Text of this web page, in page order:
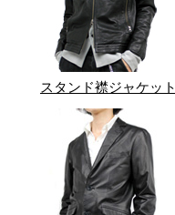
スタンド襟ジャケット